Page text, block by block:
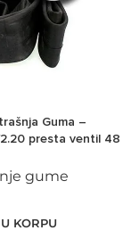
Guma –
2.20 presta ventil 48
gume
KORPU